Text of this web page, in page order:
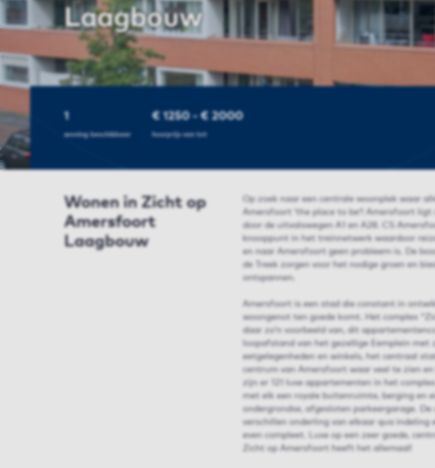
Laagbouw
1
woning beschikbaar
€ 1250 - € 2000
huurprijs van tot
Wonen in Zicht op
Amersfoort
Laagbouw
Op zoek naar een centrale woonplek waar
Amersfoort ‘the place to be’! Amersfoort
door de uitvalswegen A1 en A28. CS
knooppunt in het treinnetwerk waardoor
en naar Amersfoort geen probleem is. De
de Treek zorgen voor het nodige groen en
ontspannen.
Amersfoort is een stad die constant in
woongenot ten goede komt. Het complex
daar zo’n voorbeeld van, dit
loopafstand van het gezellige Eemplein met
eetgelegenheden en winkels, het centraal
centrum van Amersfoort waar veel te zien
zijn er 121 luxe appartementen in het
met elk een royale buitenruimte, berging en
ondergrondse, afgesloten parkeergarage.
verschillen onderling van elkaar qua indeling
even compleet. Luxe op een zeer goede,
Zicht op Amersfoort heeft het allemaal!